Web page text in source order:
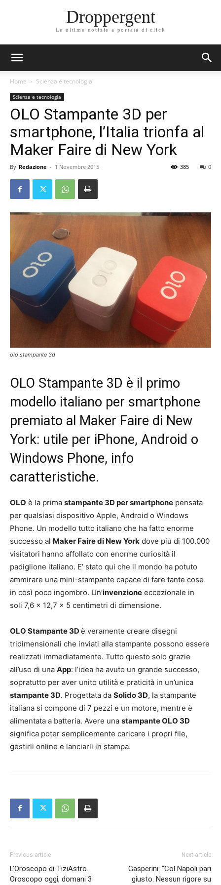
Droppergent
Le ultime notizie a portata di click
Home Scienza e tecnologia
Scienza e tecnologia
OLO Stampante 3D per
smartphone, l’Italia trionfa al
Maker Faire di New York
By Redazione - 1 Novembre 2015 0
385
olo stampante 3d
OLO Stampante 3D è il primo
modello italiano per smartphone
premiato al Maker Faire di New
York: utile per iPhone, Android o
Windows Phone, info
caratteristiche.
OLO è la prima stampante 3D per smartphone pensata
per qualsiasi dispositivo Apple, Android o Windows
Phone. Un modello tutto italiano che ha fatto enorme
successo al Maker Faire di New York dove più di 100.000
visitatori hanno affollato con enorme curiosità il
padiglione italiano. E’ stato qui che il mondo ha potuto
ammirare una mini-stampante capace di fare tante cose
in così poco ingombro. Un’invenzione eccezionale in
soli 7,6 x 12,7 x 5 centimetri di dimensione.
OLO Stampante 3D è veramente creare disegni
tridimensionali che inviati alla stampante possono essere
realizzati immediatamente. Tutto questo solo grazie
all’uso di una App: l’idea ha avuto un grande successo,
sopratutto per aver unito utilità e praticità in un’unica
stampante 3D. Progettata da Solido 3D, la stampante
italiana si compone di 7 pezzi e un motore, mentre è
alimentata a batteria. Avere una stampante OLO 3D
significa poter semplicemente caricare i propri file,
gestirli online e lanciarli in stampa.
Previous article
L’Oroscopo di TiziAstro.
Oroscopo oggi, domani 3
Next article
Gasperini: “Col Napoli pari
giusto. Nessun rigore su